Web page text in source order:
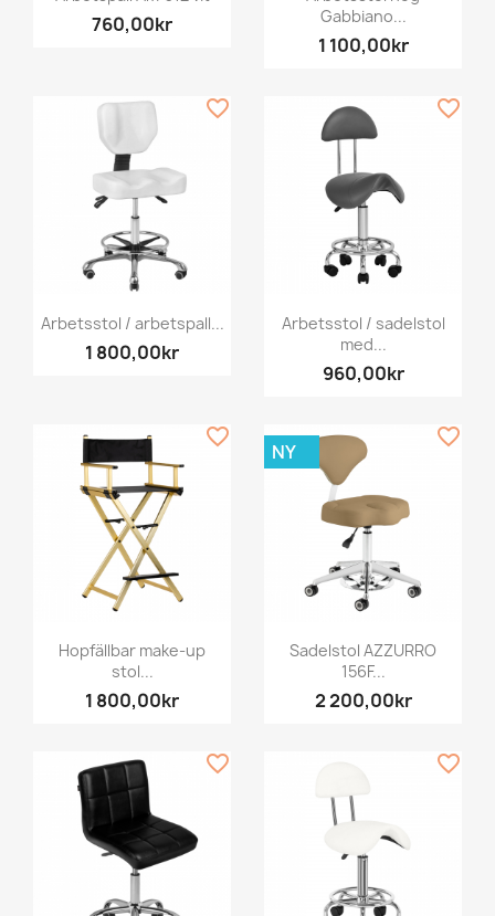
760,00kr
Gabbiano...
1 100,00kr
Arbetsstol / arbetspall...
1 800,00kr
favorite_border
Arbetsstol / sadelstol
med...
960,00kr
favorite_border
Hopfällbar make-up
stol...
1 800,00kr
favorite_border
Sadelstol AZZURRO
156F...
2 200,00kr
NY
favorite_border
favorite_border favorite_border